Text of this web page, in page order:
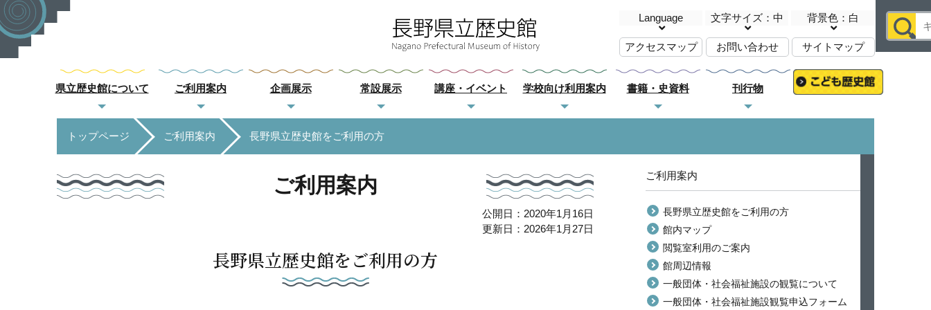
Language 文字サイズ：中 背景色：白
アクセスマップ お問い合わせ サイトマップ
県立歴史館について ご利用案内 企画展示 常設展示 講座・イベント 学校向け利用案内 書籍・史資料 刊行物
トップページ ご利用案内 長野県立歴史館をご利用の方
ご利用案内
公開日：2020年1月16日
更新日：2026年1月27日
長野県立歴史館をご利用の方
ご利用案内
長野県立歴史館をご利用の方
館内マップ
閲覧室利用のご案内
館周辺情報
一般団体・社会福祉施設の観覧について
一般団体・社会福祉施設観覧申込フォーム